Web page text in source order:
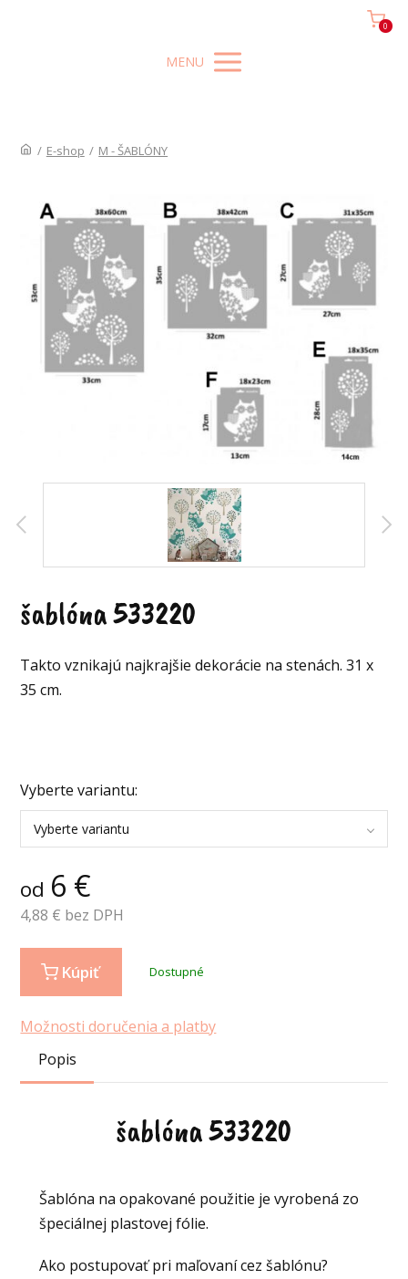
0
MENU
/ E-shop / M - ŠABLÓNY
šablóna 533220
Takto vznikajú najkrajšie dekorácie na stenách. 31 x
35 cm.
Vyberte variantu:
Vyberte variantu
od 6 €
4,88 € bez DPH
Kúpiť Dostupné
Možnosti doručenia a platby
Popis
šablóna 533220
Šablóna na opakované použitie je vyrobená zo
špeciálnej plastovej fólie.
Ako postupovať pri maľovaní cez šablónu?